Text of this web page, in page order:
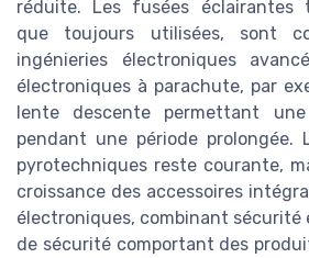
réduite. Les fusées éclairantes
que toujours utilisées, sont
ingénieries électroniques
électroniques à parachute, par
lente descente permettant
pendant une période prolongée.
pyrotechniques reste courante,
croissance des accessoires
électroniques, combinant sécurité
de sécurité comportant des